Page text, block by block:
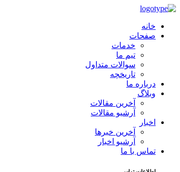
خانه
صفحات
خدمات
تیم ما
سوالات متداول
تاریخچه
درباره ما
وبلاگ
آخرین مقالات
آرشیو مقالات
اخبار
آخرین خبرها
آرشیو اخبار
تماس با ما